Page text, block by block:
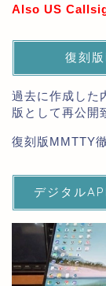
Also US
復刻
過去に作成した
版として再公開
復刻版MMTTY
デジタル